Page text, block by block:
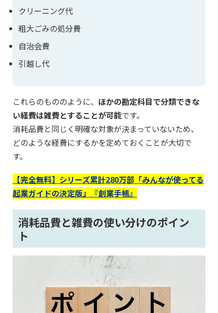
クリーニング代
粗大ごみの処分費
自治会費
引越し代
これらのもののように、 ほかの勘定科目で分類できな
い経費は雑費とすることが可能です。
消耗品費と同じく明確な対象が決まっていないため、
どのような経費にするかを定めておくことが大切で
す。
【完全無料】シリーズ累計280万部「みんなが使ってる
起業ガイドの決定版」『創業手帳』
消耗品費と雑費の使い分けのポイン
ト